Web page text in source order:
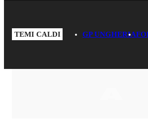
TEMI CALDI GP UNGHERIA